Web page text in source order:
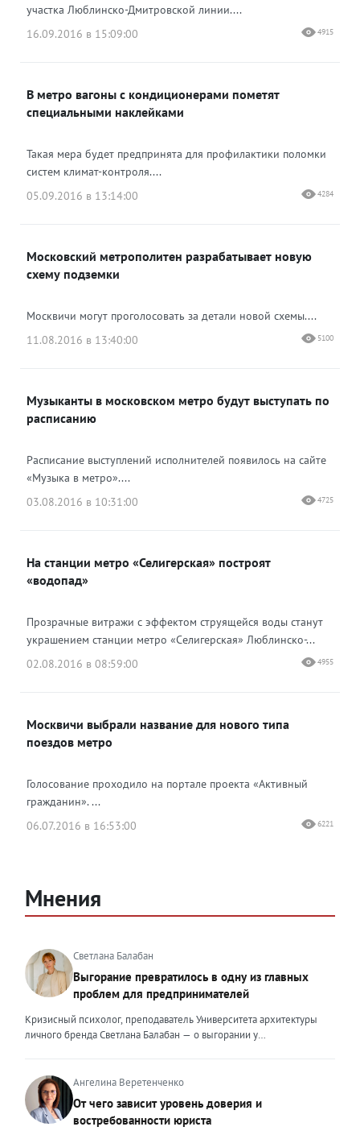
участка Люблинско-Дмитровской линии....
16.09.2016 в 15:09:00
4915
В метро вагоны с кондиционерами пометят
специальными наклейками
Такая мера будет предпринята для профилактики поломки
систем климат-контроля....
05.09.2016 в 13:14:00
4284
Московский метрополитен разрабатывает новую
схему подземки
Москвичи могут проголосовать за детали новой схемы....
11.08.2016 в 13:40:00
5100
Музыканты в московском метро будут выступать по
расписанию
Расписание выступлений исполнителей появилось на сайте
«Музыка в метро»....
03.08.2016 в 10:31:00
4725
На станции метро «Селигерская» построят
«водопад»
Прозрачные витражи с эффектом струящейся воды станут
украшением станции метро «Селигерская» Люблинско-...
02.08.2016 в 08:59:00
4955
Москвичи выбрали название для нового типа
поездов метро
Голосование проходило на портале проекта «Активный
гражданин». ...
06.07.2016 в 16:53:00
6221
Мнения
Светлана Балабан
Выгорание превратилось в одну из главных
проблем для предпринимателей
Кризисный психолог, преподаватель Университета архитектуры
личного бренда Светлана Балабан — о выгорании у
проблемой, однако выгорание у предпринимателей заметно
отличается от выгорания у наёмных сотрудников. Наёмный
сотрудник может уйти на больничный или в отпуск, пожаловаться
на что-то начальству или сменить работу. Предприниматель — сам
Ангелина Веретенченко
От чего зависит уровень доверия и
востребованности юриста